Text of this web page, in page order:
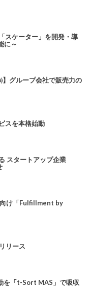
スケーター」を開発・導
に～
】グループ会社で販売力の
スを本格始動
スタートアップ企業
け「Fulfillment by
リース
を「t-Sort MAS」で吸収